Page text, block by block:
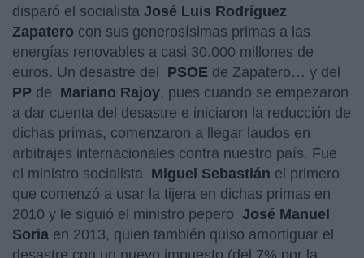
disparó el socialista José Luis Rodríguez
Zapatero con sus generosísimas primas a las
energías renovables a casi 30.000 millones de
euros. Un desastre del PSOE de Zapatero… y del
PP de Mariano Rajoy, pues cuando se empezaron
a dar cuenta del desastre e iniciaron la reducción de
dichas primas, comenzaron a llegar laudos en
arbitrajes internacionales contra nuestro país. Fue
el ministro socialista Miguel Sebastián el primero
que comenzó a usar la tijera en dichas primas en
2010 y le siguió el ministro pepero José Manuel
Soria en 2013, quien también quiso amortiguar el
desastre con un nuevo impuesto (del 7% por la